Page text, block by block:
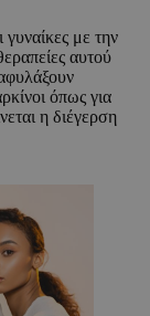
γυναίκες με την
αυτού
όπως για
η διέγερση